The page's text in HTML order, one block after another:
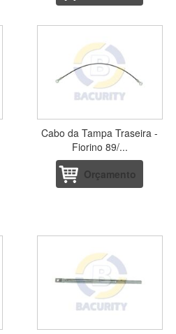
Cabo da Tampa Traseira -
Fiorino 89/...
Orçamento